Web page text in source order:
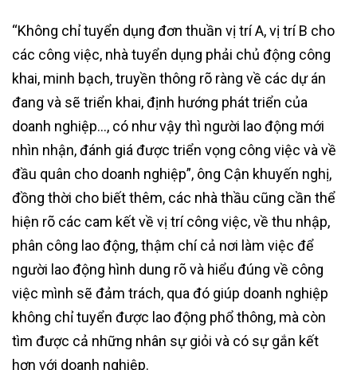
“Không chỉ tuyển dụng đơn thuần vị trí A, vị trí B cho
các công việc, nhà tuyển dụng phải chủ động công
khai, minh bạch, truyền thông rõ ràng về các dự án
đang và sẽ triển khai, định hướng phát triển của
doanh nghiệp…, có như vậy thì người lao động mới
nhìn nhận, đánh giá được triển vọng công việc và về
đầu quân cho doanh nghiệp”, ông Cận khuyến nghị,
đồng thời cho biết thêm, các nhà thầu cũng cần thể
hiện rõ các cam kết về vị trí công việc, về thu nhập,
phân công lao động, thậm chí cả nơi làm việc để
người lao động hình dung rõ và hiểu đúng về công
việc mình sẽ đảm trách, qua đó giúp doanh nghiệp
không chỉ tuyển được lao động phổ thông, mà còn
tìm được cả những nhân sự giỏi và có sự gắn kết
hơn với doanh nghiệp.